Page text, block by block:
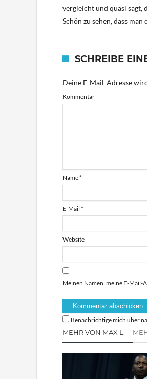
vergleicht und quasi sagt,
Schön zu sehen, dass
SCHREIBE
Deine E-Mail-Adresse
Kommentar
Name*
E-Mail *
Website
Meinen Namen, meine E-Mail-
Benachrichtige mich über
MEHR VON MAX L.